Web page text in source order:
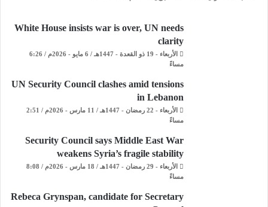
White House insists war is over, UN needs
clarity
الأربعاء - 19 ذو القعدة - 1447هـ / 6 مايو - 2026م / 6:26
مساءً
UN Security Council clashes amid tensions
in Lebanon
الأربعاء - 22 رمضان - 1447هـ / 11 مارس - 2026م / 2:51
مساءً
Security Council says Middle East War
weakens Syria’s fragile stability
الأربعاء - 29 رمضان - 1447هـ / 18 مارس - 2026م / 8:08
مساءً
Rebeca Grynspan, candidate for Secretary